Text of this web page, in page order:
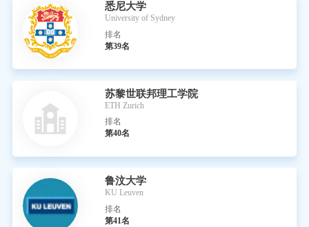
悉尼大学
University of Sydney
排名
第39名
苏黎世联邦理工学院
ETH Zurich
排名
第40名
鲁汶大学
KU Leuven
排名
第41名